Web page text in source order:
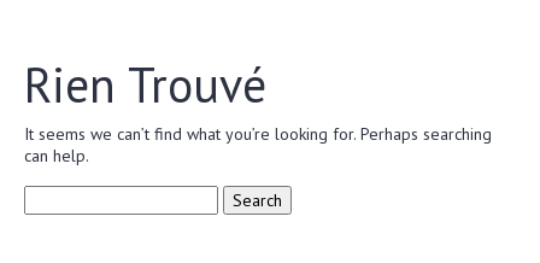
Rien Trouvé
It seems we can’t find what you’re looking for. Perhaps searching
can help.